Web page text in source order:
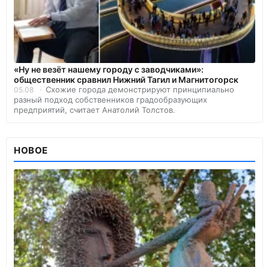
«Ну не везёт нашему городу с заводчиками»:
общественник сравнил Нижний Тагил и Магнитогорск
05.08
Схожие города демонстрируют принципиально
разный подход собственников градообразующих
предприятий, считает Анатолий Толстов.
НОВОЕ